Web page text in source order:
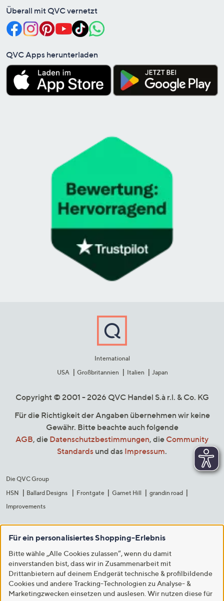
Überall mit QVC vernetzt
QVC Apps herunterladen
International
USA
Großbritannien Italien Japan
Copyright © 2001 - 2026 QVC Handel S.à r.l. & Co. KG
Für die Richtigkeit der Angaben übernehmen wir keine
Gewähr. Bitte beachte auch folgende
AGB, die Datenschutzbestimmungen, die Community
Standards und das Impressum.
Die QVC Group
HSN
Ballard Designs Frontgate Garnet Hill
grandin road
Improvements
Für ein personalisiertes Shopping-Erlebnis
Bitte wähle „Alle Cookies zulassen“, wenn du damit
einverstanden bist, dass wir in Zusammenarbeit mit
Drittanbietern auf deinem Endgerät technische & profilbildende
Cookies und andere Tracking-Technologien zu Analyse- &
Marketingzwecken einsetzen und auslesen. Wir nutzen diese für